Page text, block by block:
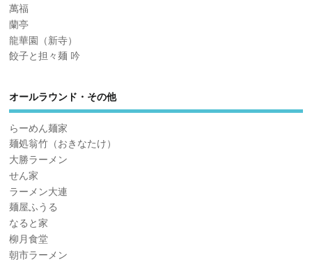
萬福
蘭亭
龍華園（新寺）
餃子と担々麺 吟
オールラウンド・その他
らーめん麺家
麺処翁竹（おきなたけ）
大勝ラーメン
せん家
ラーメン大連
麺屋ふうる
なると家
柳月食堂
朝市ラーメン